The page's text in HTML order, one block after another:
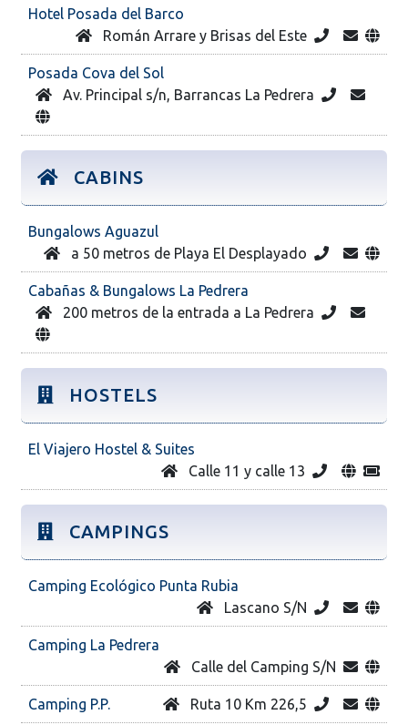
Hotel Posada del Barco
Román Arrare y Brisas del Este
Posada Cova del Sol
Av. Principal s/n, Barrancas La Pedrera
CABINS
Bungalows Aguazul
a 50 metros de Playa El Desplayado
Cabañas & Bungalows La Pedrera
200 metros de la entrada a La Pedrera
HOSTELS
El Viajero Hostel & Suites
Calle 11 y calle 13
CAMPINGS
Camping Ecológico Punta Rubia
Lascano S/N
Camping La Pedrera
Calle del Camping S/N
Camping P.P. Ruta 10 Km 226,5